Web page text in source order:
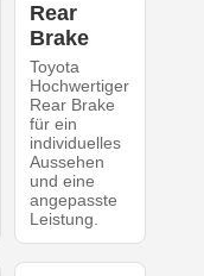
Rear
Brake
Toyota
Hochwertiger
Rear Brake
für ein
individuelles
Aussehen
und eine
angepasste
Leistung.